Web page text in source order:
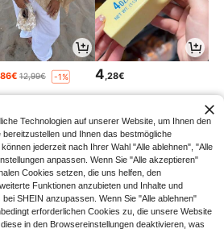
12,99€ -1% 4,28€
Technologien auf unserer Website, um Ihnen den
und Ihnen das bestmögliche
jederzeit nach Ihrer Wahl "Alle ablehnen", "Alle
anpassen. Wenn Sie "Alle akzeptieren"
Cookies setzen, die uns helfen, den
Funktionen anzubieten und Inhalte und
SHEIN anzupassen. Wenn Sie "Alle ablehnen"
erforderlichen Cookies zu, die unsere Website
in den Browsereinstellungen deaktivieren, was